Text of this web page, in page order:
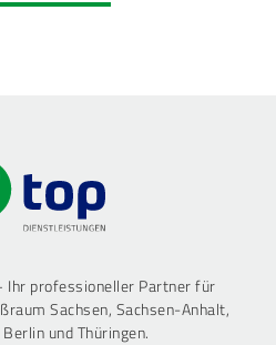
Ihr professioneller Partner für
Sachsen, Sachsen-Anhalt,
und Thüringen.